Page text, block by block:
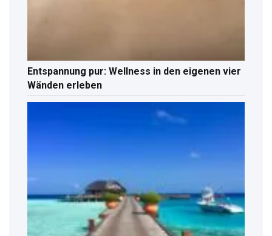
Entspannung pur: Wellness in den eigenen vier
Wänden erleben